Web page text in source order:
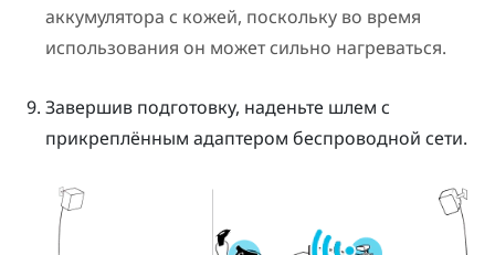
аккумулятора с кожей, поскольку во время
использования он может сильно нагреваться.
Завершив подготовку, наденьте шлем с
прикреплённым адаптером беспроводной сети.